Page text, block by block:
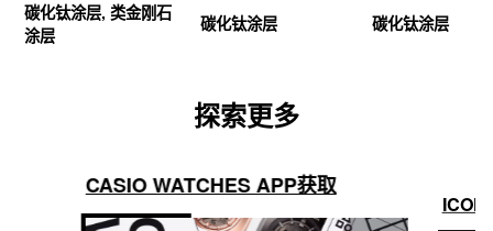
碳化钛涂层, 类金刚石
涂层
碳化钛涂层 碳化钛涂层
探索更多
CASIO WATCHES APP获取